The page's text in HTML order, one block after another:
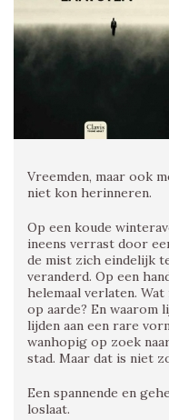
Vreemden, maar ook
niet kon herinneren.
Op een koude
ineens verrast door
de mist zich eindelijk
veranderd. Op een
helemaal verlaten.
op aarde? En waarom
lijden aan een rare
wanhopig op zoek
stad. Maar dat is niet
Een spannende en
loslaat.